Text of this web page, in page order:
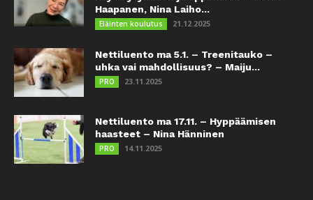
Haapanen, Nina Laiho...
Eläinten koulutus 21.12.2025
Nettiluento ma 5.1. – Treenitauko –
uhka vai mahdollisuus? – Maiju...
PRO 23.11.2025
Nettiluento ma 17.11. – Hyppäämisen
haasteet – Nina Hänninen
PRO 14.11.2025